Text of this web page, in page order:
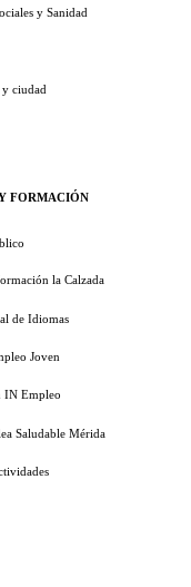
y Sanidad
ciudad
FORMACIÓN
la Calzada
de Idiomas
Joven
IN Empleo
Saludable Mérida